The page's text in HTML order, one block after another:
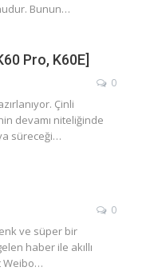
Bunun…
Pro, K60E]
0
Çinli
devamı niteliğinde
süreceği…
0
ve süper bir
haber ile akıllı
Weibo…